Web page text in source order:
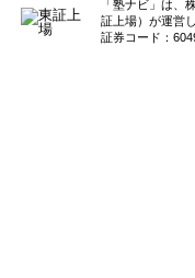
「塾ナビ」は、
証上場）が運営
証券コード：